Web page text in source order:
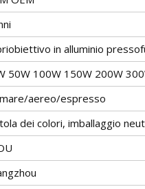
in alluminio
50W 100W 150W 200W
aereo/espresso
dei colori, imballaggio